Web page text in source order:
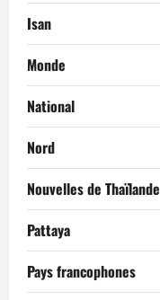
Isan
Monde
National
Nord
Nouvelles de Thaïlande
Pattaya
Pays francophones